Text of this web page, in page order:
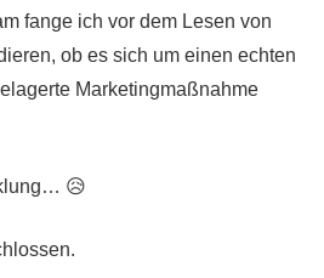
fange ich vor dem Lesen von
ob es sich um einen echten
Marketingmaßnahme
😥